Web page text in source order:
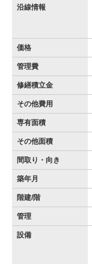
沿線情報
価格
管理費
修繕積立金
その他費用
専有面積
その他面積
間取り・向き
築年月
階建/階
管理
設備